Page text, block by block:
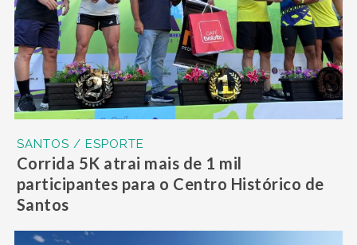
SANTOS / ESPORTE
Corrida 5K atrai mais de 1 mil
participantes para o Centro Histórico de
Santos